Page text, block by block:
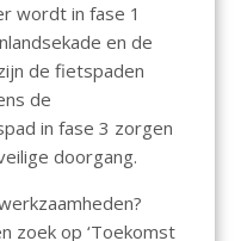
wordt in fase 1
en de
de fietspaden
de
in fase 3 zorgen
doorgang.
zoek op ‘Toekomst